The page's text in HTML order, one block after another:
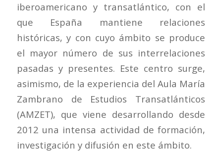
iberoamericano y transatlántico, con el
que España mantiene relaciones
históricas, y con cuyo ámbito se produce
el mayor número de sus interrelaciones
pasadas y presentes. Este centro surge,
asimismo, de la experiencia del Aula María
Zambrano de Estudios Transatlánticos
(AMZET), que viene desarrollando desde
2012 una intensa actividad de formación,
investigación y difusión en este ámbito.